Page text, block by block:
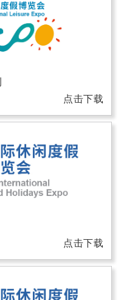
点击下载
点击下载